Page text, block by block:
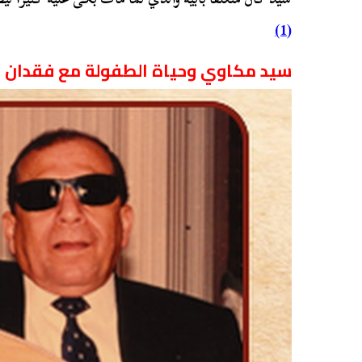
(1)
سيد مكاوي وحياة الطفولة مع فقدان